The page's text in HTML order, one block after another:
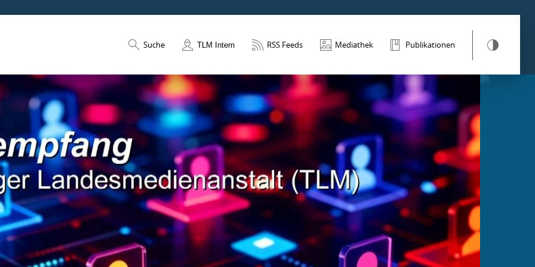
Suche TLM Intern RSS Feeds Mediathek Publikationen